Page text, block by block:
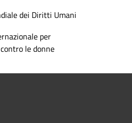
dei Diritti Umani
per
le donne